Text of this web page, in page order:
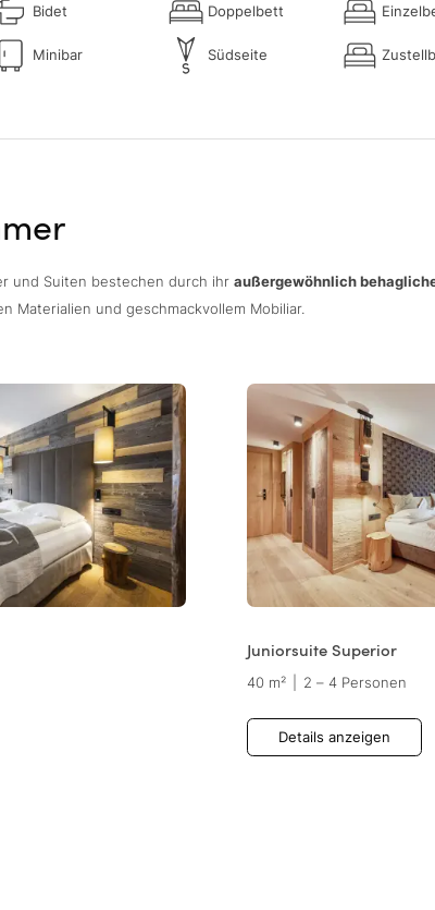
Bidet Doppelbett
Minibar Südseite
und Suiten bestechen durch ihr außergewöhnlich
Materialien und geschmackvollem Mobiliar.
Juniorsuite Superior
40 m² 2 – 4 Personen
Details anzeigen